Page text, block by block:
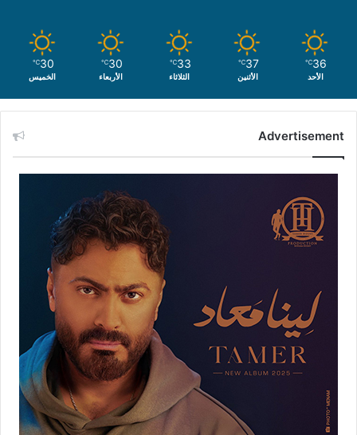
36
℃
الأحد
37
℃
الأثنين
33
℃
الثلاثاء
30
℃
الأربعاء
30
℃
الخميس
Advertisement